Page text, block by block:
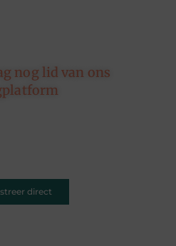
nog lid van ons
direct